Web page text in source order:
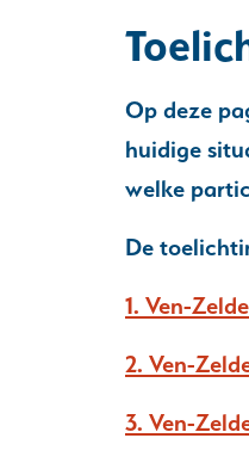
Op deze
huidige
welke
De
1. Ven-
2. Ven-
3. Ven-